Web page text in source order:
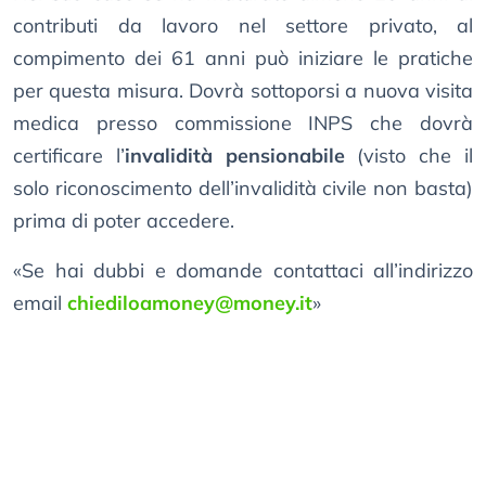
contributi da lavoro nel settore privato, al
compimento dei 61 anni può iniziare le pratiche
per questa misura. Dovrà sottoporsi a nuova visita
medica presso commissione INPS che dovrà
certificare l’invalidità pensionabile(visto che il
solo riconoscimento dell’invalidità civile non basta)
prima di poter accedere.
«Se hai dubbi e domande contattaci all’indirizzo
email chiediloamoney@money.it»